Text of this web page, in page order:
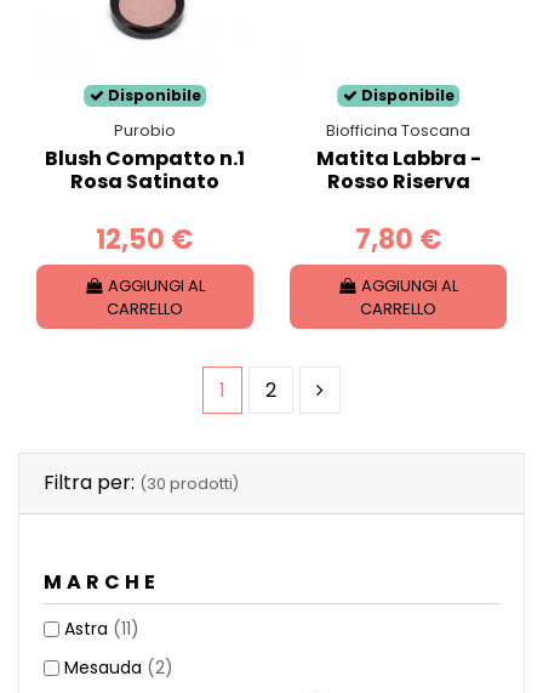
Disponibile
Purobio
Blush Compatto n.1
Rosa Satinato
12,50 €
AGGIUNGI AL
CARRELLO
Disponibile
Biofficina Toscana
Matita Labbra -
Rosso Riserva
7,80 €
AGGIUNGI AL
CARRELLO
1 2
Filtra per: (30 prodotti)
MARCHE
Astra (11)
Mesauda (2)